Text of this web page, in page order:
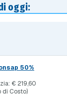
oggi:
50%
€ 219,60
di Costo)